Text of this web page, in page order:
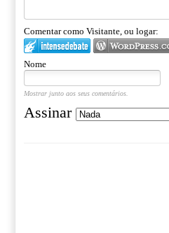
Comentar como Visitante, ou logar:
Nome
Mostrar junto aos seus comentários.
Assinar